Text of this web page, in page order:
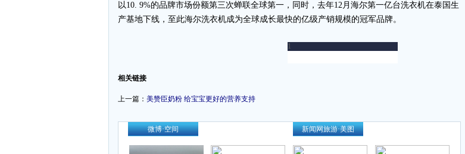
以10. 9%的品牌市场份额第三次蝉联全球第一，同时，去年12月海尔第一亿台洗衣机在泰国生
产基地下线，至此海尔洗衣机成为全球成长最快的亿级产销规模的冠军品牌。
相关链接
上一篇： 美赞臣奶粉 给宝宝更好的营养支持